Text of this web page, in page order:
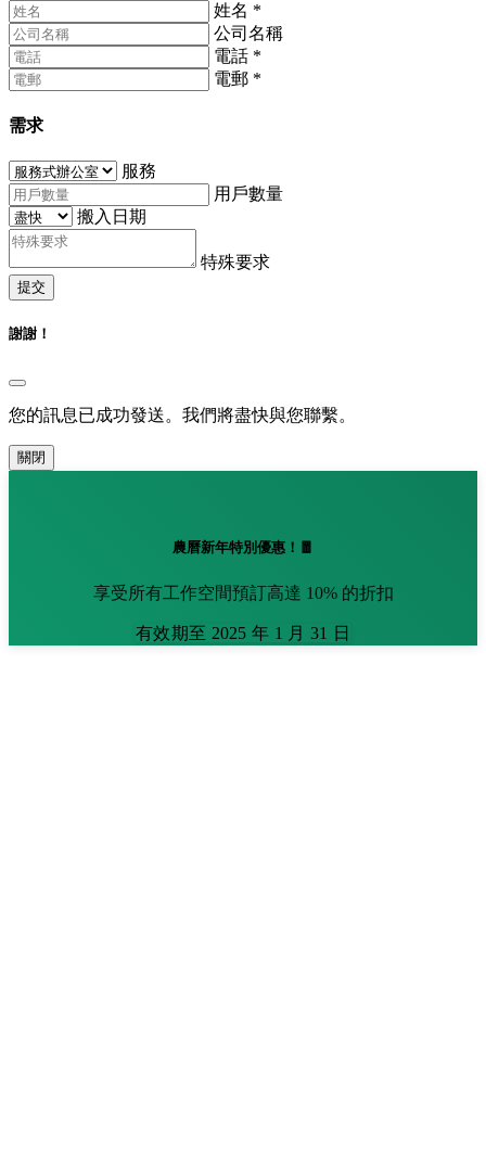
姓名 *
公司名稱
電話 *
電郵 *
需求
服務
用戶數量
搬入日期
特殊要求
提交
謝謝！
您的訊息已成功發送。我們將盡快與您聯繫。
關閉
農曆新年特別優惠！🧧
享受所有工作空間預訂高達 10% 的折扣
有效期至 2025 年 1 月 31 日